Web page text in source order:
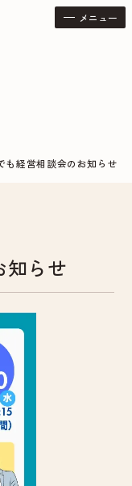
メニュー
も経営相談会のお知らせ
知らせ